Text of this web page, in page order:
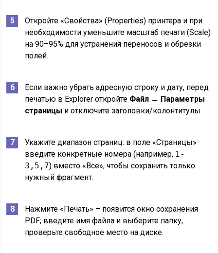
Откройте «Свойства» (Properties) принтера и при
необходимости уменьшите масштаб печати (Scale)
на 90–95% для устранения переносов и обрезки
полей.
Если важно убрать адресную строку и дату, перед
печатью в Explorer откройте Файл → Параметры
страницы и отключите заголовки/колонтитулы.
Укажите диапазон страниц: в поле «Страницы»
введите конкретные номера (например, 1-
3,5,7) вместо «Все», чтобы сохранить только
нужный фрагмент.
Нажмите «Печать» – появится окно сохранения
PDF; введите имя файла и выберите папку,
проверьте свободное место на диске.